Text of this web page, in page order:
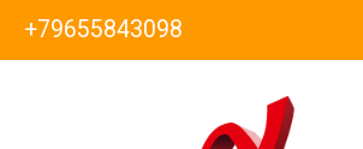
+79655843098